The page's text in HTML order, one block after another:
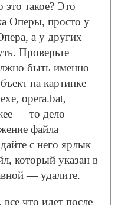
это такое? Это
Оперы, просто у
а у других —
Проверьте
быть именно
на картинке
opera.bat,
— то дело
файла
с него ярлык
который указан в
— удалите.
что идет после